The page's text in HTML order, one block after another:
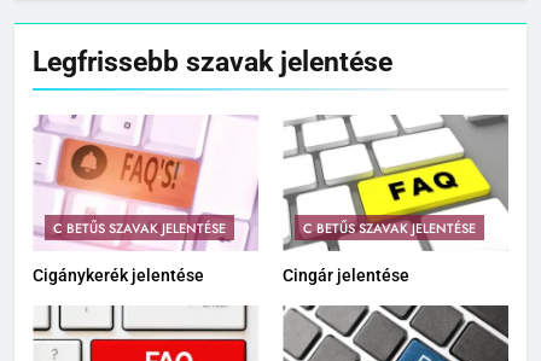
Legfrissebb szavak jelentése
C BETŰS SZAVAK JELENTÉSE
Cigánykerék jelentése
C BETŰS SZAVAK JELENTÉSE
Cingár jelentése